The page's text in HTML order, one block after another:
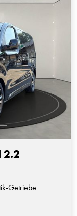
2.2
Getriebe